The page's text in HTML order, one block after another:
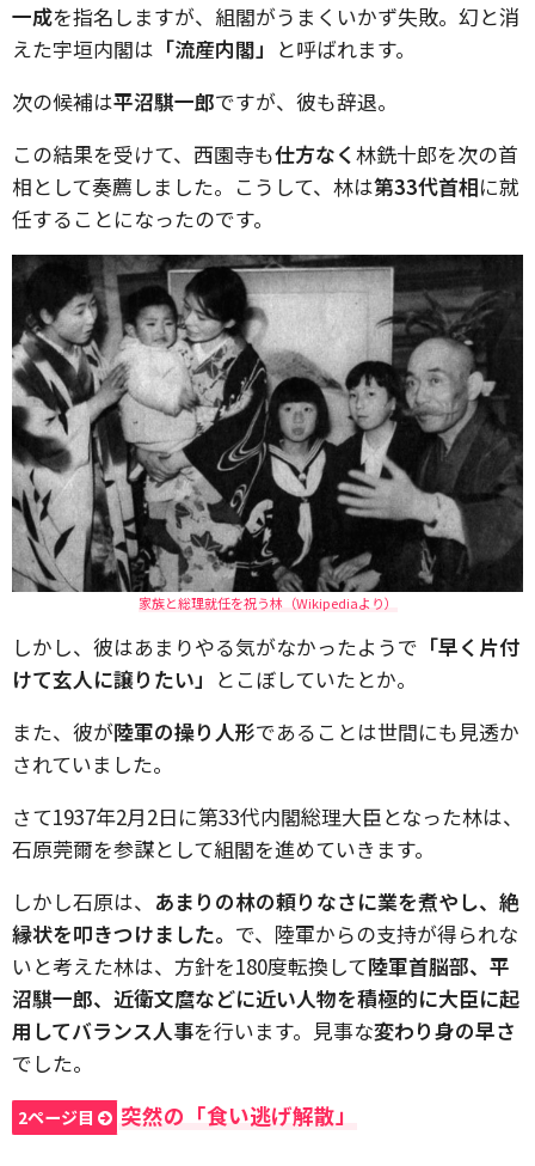
一成を指名しますが、組閣がうまくいかず失敗。幻と消
えた宇垣内閣は 「流産内閣」 と呼ばれます。
次の候補は平沼騏一郎ですが、彼も辞退。
この結果を受けて、西園寺も仕方なく林銑十郎を次の首
相として奏薦しました。こうして、林は第33代首相に就
任することになったのです。
家族と総理就任を祝う林（Wikipediaより）
しかし、彼はあまりやる気がなかったようで 「早く片付
けて玄人に譲りたい」 とこぼしていたとか。
また、彼が陸軍の操り人形であることは世間にも見透か
されていました。
さて1937年2月2日に第33代内閣総理大臣となった林は、
石原莞爾を参謀として組閣を進めていきます。
しかし石原は、 あまりの林の頼りなさに業を煮やし、絶
縁状を叩きつけました。 で、陸軍からの支持が得られな
いと考えた林は、方針を180度転換して陸軍首脳部、平
沼騏一郎、近衛文麿などに近い人物を積極的に大臣に起
用してバランス人事を行います。見事な変わり身の早さ
でした。
2ページ目 突然の「食い逃げ解散」